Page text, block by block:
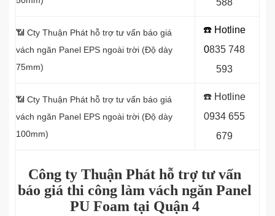
588
📶 Cty Thuận Phát hỗ trợ tư vấn báo giá
vách ngăn Panel EPS ngoài trời (Độ dày
75mm)
☎️ Hotline
0835 748
593
📶 Cty Thuận Phát hỗ trợ tư vấn báo giá
vách ngăn Panel EPS ngoài trời (Độ dày
100mm)
☎️ Hotline
0934 655
679
Công ty Thuận Phát hỗ trợ tư vấn
báo giá thi công làm vách ngăn Panel
PU Foam tại Quận 4